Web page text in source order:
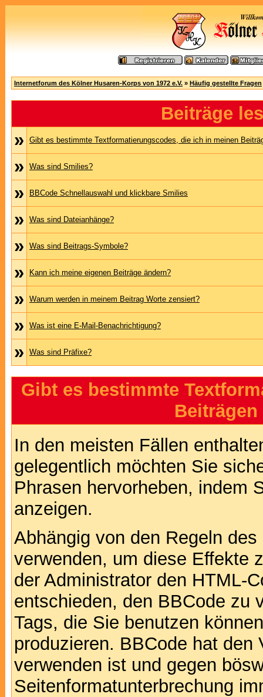
Internetforum des Kölner Husaren-Korps von 1972 e.V. » Häufig gestellte Fragen
Beiträge
»
Gibt es bestimmte Textformatierungscodes, die ich in meinen
» Was sind Smilies?
» BBCode Schnellauswahl und klickbare Smilies
» Was sind Dateianhänge?
» Was sind Beitrags-Symbole?
» Kann ich meine eigenen Beiträge ändern?
» Warum werden in meinem Beitrag Worte zensiert?
» Was ist eine E-Mail-Benachrichtigung?
» Was sind Präfixe?
Gibt es bestimmte
In den meisten Fällen
gelegentlich möchten Sie
Phrasen hervorheben, indem
anzeigen.
Abhängig von den Regeln
verwenden, um diese Effekte
der Administrator den HTML-
entschieden, den BBCode zu
Tags, die Sie benutzen
produzieren. BBCode hat
verwenden ist und gegen
Seitenformatunterbrechung